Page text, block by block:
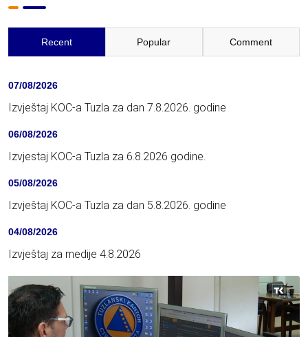
Recent Popular Comment
07/08/2026
Izvještaj KOC-a Tuzla za dan 7.8.2026. godine
06/08/2026
Izvjestaj KOC-a Tuzla za 6.8.2026 godine.
05/08/2026
Izvještaj KOC-a Tuzla za dan 5.8.2026. godine
04/08/2026
Izvještaj za medije 4.8.2026